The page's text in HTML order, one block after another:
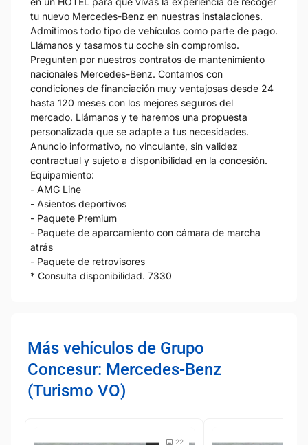
tu nuevo Mercedes-Benz en nuestras instalaciones.
Admitimos todo tipo de vehículos como parte de pago.
Llámanos y tasamos tu coche sin compromiso.
Pregunten por nuestros contratos de mantenimiento
nacionales Mercedes-Benz. Contamos con
condiciones de financiación muy ventajosas desde 24
hasta 120 meses con los mejores seguros del
mercado. Llámanos y te haremos una propuesta
personalizada que se adapte a tus necesidades.
Anuncio informativo, no vinculante, sin validez
contractual y sujeto a disponibilidad en la concesión.
Equipamiento:
- AMG Line
- Asientos deportivos
- Paquete Premium
- Paquete de aparcamiento con cámara de marcha
atrás
- Paquete de retrovisores
* Consulta disponibilidad. 7330
Más vehículos de Grupo
Concesur: Mercedes-Benz
(Turismo VO)
22